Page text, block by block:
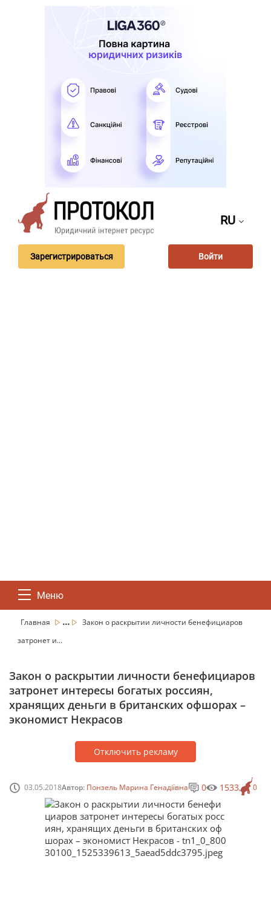
RU
Зарегистрироваться Войти
Меню
Главная ...
Закон о раскрытии личности бенефициаров
затронет и...
Закон о раскрытии личности бенефициаров
затронет интересы богатых россиян,
хранящих деньги в британских офшорах –
экономист Некрасов
Отключить рекламу
03.05.2018Автор: Понзель Марина Генадіївна 0
0 1533